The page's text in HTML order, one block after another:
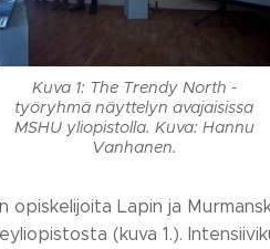
Kuva 1: The Trendy North -
työryhmä näyttelyn avajaisissa
MSHU yliopistolla. Kuva: Hannu
Vanhanen.
opiskelijoita Lapin ja
(kuva 1.).